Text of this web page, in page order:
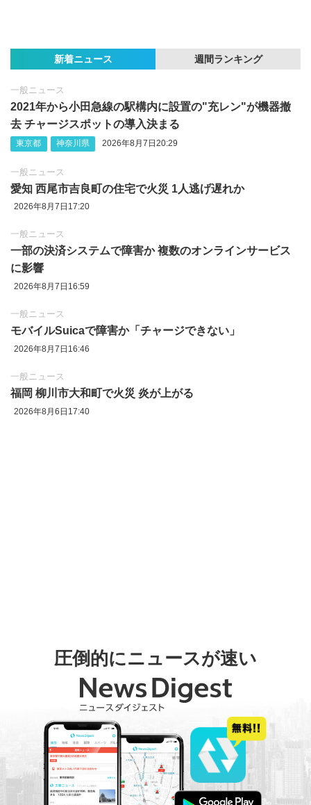
新着ニュース 週間ランキング
一般ニュース
2021年から小田急線の駅構内に設置の"充レン"が機器撤
去 チャージスポットの導入決まる
東京都 神奈川県 2026年8月7日20:29
一般ニュース
愛知 西尾市吉良町の住宅で火災 1人逃げ遅れか
2026年8月7日17:20
一般ニュース
一部の決済システムで障害か 複数のオンラインサービス
に影響
2026年8月7日16:59
一般ニュース
モバイルSuicaで障害か「チャージできない」
2026年8月7日16:46
一般ニュース
福岡 柳川市大和町で火災 炎が上がる
2026年8月6日17:40
圧倒的にニュースが速い